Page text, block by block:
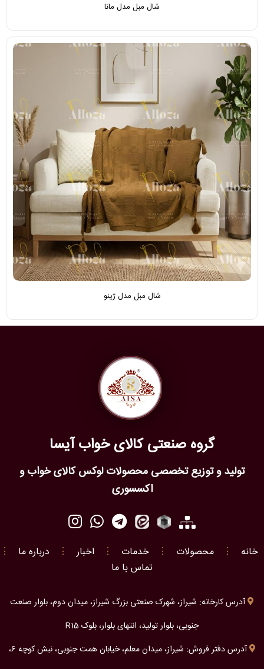
شال مبل مدل مانا
شال مبل مدل ژینو
گروه صنعتی کالای خواب آیسا
تولید و توزیع تخصصی محصولات لوکس کالای خواب و
اکسسوری
خانه ⋮ محصولات ⋮ خدمات ⋮ اخبار ⋮ درباره ما
⋮
تماس با ما
آدرس کارخانه: شیراز، شهرک صنعتی بزرگ شیراز، میدان دوم، بلوار صنعت
جنوبی، بلوار تولید، انتهای بلوار، بلوک R15
آدرس دفتر فروش: شیراز، میدان معلم، خیابان همت جنوبی، نبش کوچه 6،